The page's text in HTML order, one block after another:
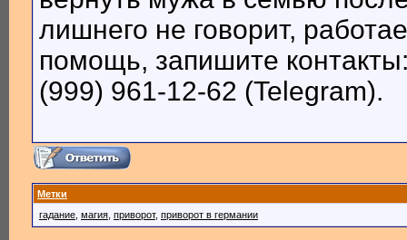
лишнего не говорит,
помощь, запишите
(999) 961-12-62 (Telegram).
Метки
гадание магия приворот, приворот в германии